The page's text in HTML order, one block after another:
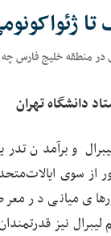
تا
منطقه خلیج فارس چه
دانشگاه تهران
و برآمدن
از سوی
میانی در
نیز